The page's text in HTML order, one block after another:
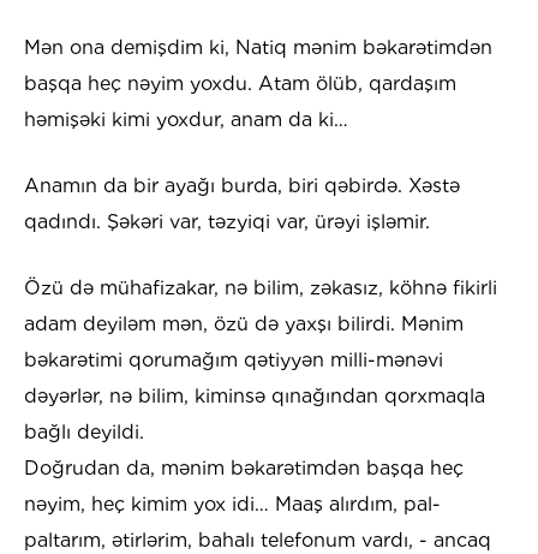
Mən ona demişdim ki, Natiq mənim bəkarətimdən
başqa heç nəyim yoxdu. Atam ölüb, qardaşım
həmişəki kimi yoxdur, anam da ki…
Anamın da bir ayağı burda, biri qəbirdə. Xəstə
qadındı. Şəkəri var, təzyiqi var, ürəyi işləmir.
Özü də mühafizakar, nə bilim, zəkasız, köhnə fikirli
adam deyiləm mən, özü də yaxşı bilirdi. Mənim
bəkarətimi qorumağım qətiyyən milli-mənəvi
dəyərlər, nə bilim, kiminsə qınağından qorxmaqla
bağlı deyildi.
Doğrudan da, mənim bəkarətimdən başqa heç
nəyim, heç kimim yox idi… Maaş alırdım, pal-
paltarım, ətirlərim, bahalı telefonum vardı, - ancaq